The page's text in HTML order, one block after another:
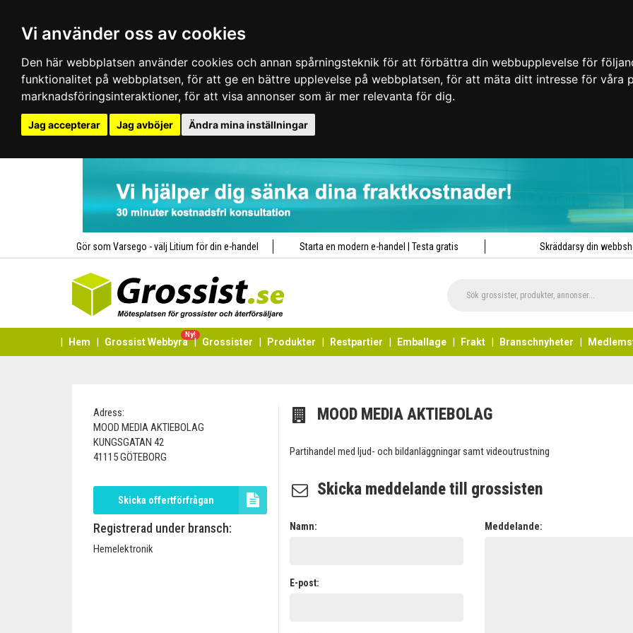
Vi använder oss av cookies
Den här webbplatsen använder cookies och annan spårningsteknik för att förbättra din webbupplevelse för
funktionalitet på webbplatsen, för att ge en bättre upplevelse på webbplatsen, för att mäta ditt intresse för våra
marknadsföringsinteraktioner, för att visa annonser som är mer relevanta för dig.
Jag accepterar Jag avböjer Ändra mina inställningar
Gör som Varsego - välj Litium för din e-handel Starta en modern e-handel | Testa gratis Skräddarsy din
Hem Grossist Webbyrå
Ny!
Grossister Produkter Restpartier Emballage Frakt Branschnyheter
Adress:
MOOD MEDIA AKTIEBOLAG
KUNGSGATAN 42
41115 GÖTEBORG
Skicka offertförfrågan
Registrerad under bransch:
Hemelektronik
MOOD MEDIA AKTIEBOLAG
Partihandel med ljud- och bildanläggningar samt videoutrustning
Skicka meddelande till grossisten
Namn:
E-post:
Meddelande: